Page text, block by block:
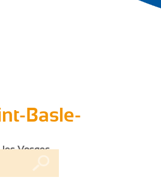
Basle-
les Vosges